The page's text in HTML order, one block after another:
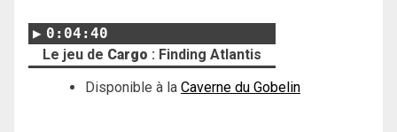
0:04:40
Le jeu de Cargo : Finding Atlantis
Disponible à la Caverne du Gobelin